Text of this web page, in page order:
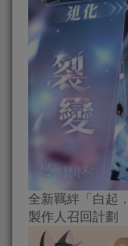
全新羈絆「白起
製作人召回計劃